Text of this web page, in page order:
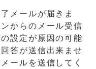
メールが届きま
からのメール受信
設定が原因の可能
答が送信出来ませ
ールを送信してく